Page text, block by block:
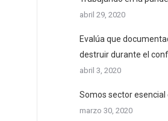
abril 29, 2020
Evalúa que
destruir durante el
abril 3, 2020
Somos sector esencial
marzo 30, 2020